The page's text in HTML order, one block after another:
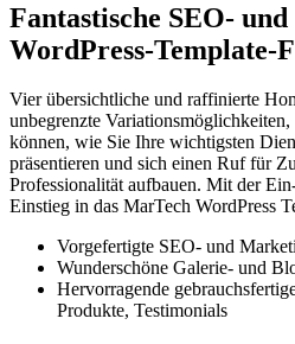
Fantastische SEO-
WordPress-Template-
Vier übersichtliche und raffinierte
unbegrenzte Variationsmöglichkeiten,
können, wie Sie Ihre wichtigsten
präsentieren und sich einen Ruf für
Professionalität aufbauen. Mit der
Einstieg in das MarTech WordPress
Vorgefertigte SEO- und
Wunderschöne Galerie- und
Hervorragende
Produkte, Testimonials